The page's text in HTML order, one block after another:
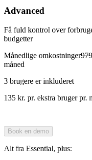
Advanced
Få fuld kontrol over
budgetter
Månedlige omkostninger
måned
3 brugere er inkluderet
135 kr. pr. ekstra bruger pr.
Book en demo
Alt fra Essential, plus: